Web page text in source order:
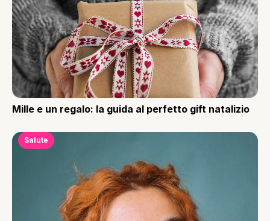
Mille e un regalo: la guida al perfetto gift natalizio
Salute